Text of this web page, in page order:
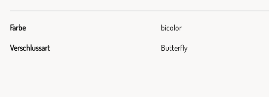
Farbe bicolor
Verschlussart Butterfly